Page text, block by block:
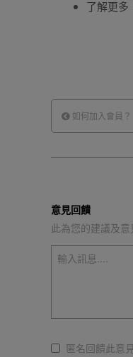
了解更多
如何加入會員？
意見回饋
此為您的建議及
匿名回饋此意